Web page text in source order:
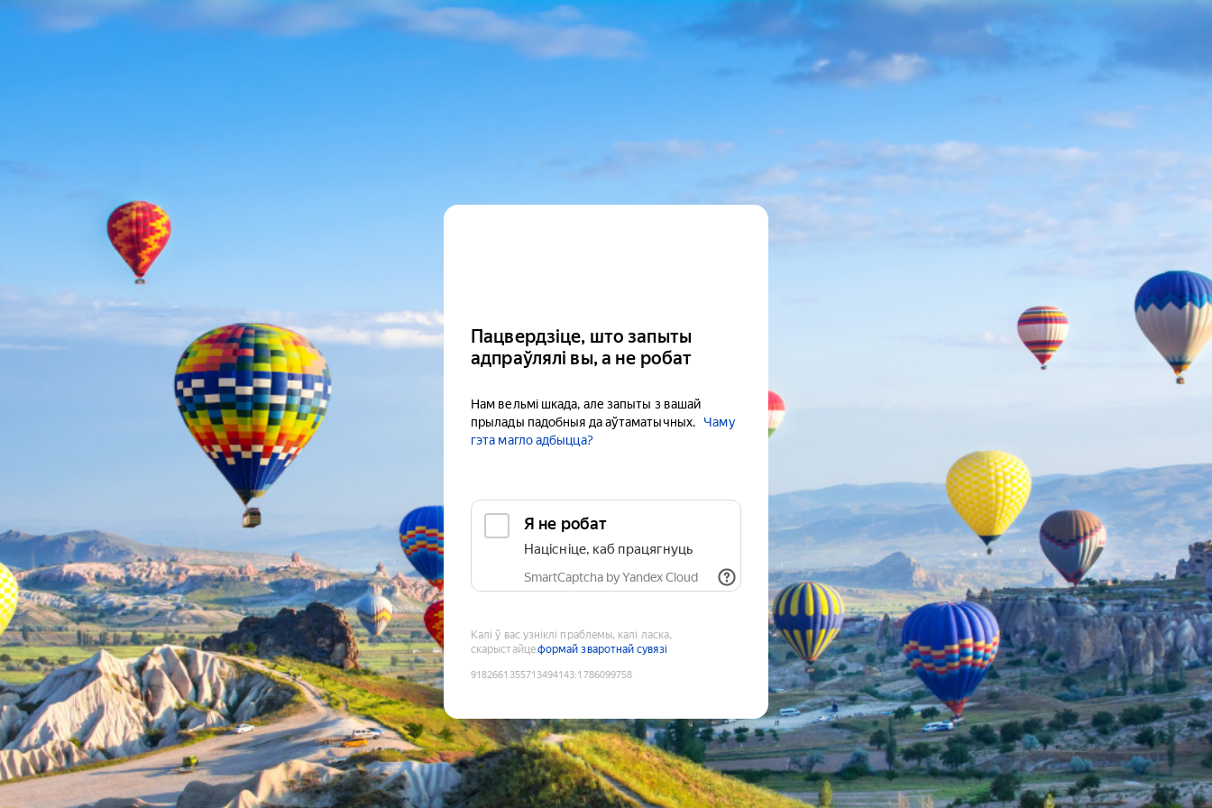
Пацвердзіце, што запыты
адпраўлялі вы, а не робат
Нам вельмі шкада, але запыты з вашай
прылады падобныя да аўтаматычных.
Чаму
гэта магло адбыцца?
Я не робат
Націсніце, каб працягнуць
SmartCaptcha by Yandex Cloud
Калі ў вас узніклі праблемы, калі ласка,
скарыстайцеформай зваротнай сувязі
9182661355713494143:1786099758